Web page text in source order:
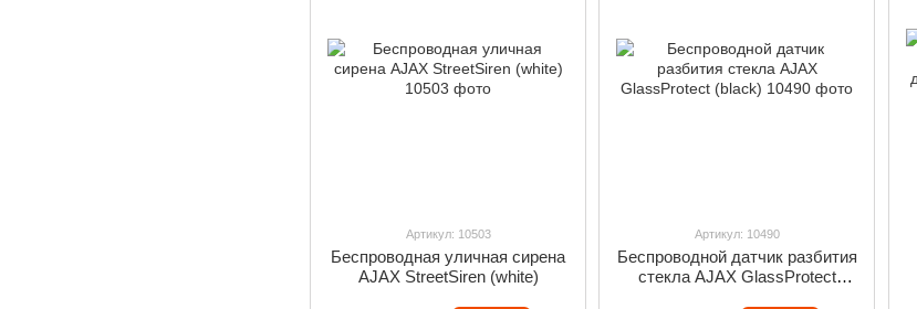
Артикул: 10503
Беспроводная уличная сирена
AJAX StreetSiren (white)
Артикул: 10490
Беспроводной датчик разбития
стекла AJAX GlassProtect